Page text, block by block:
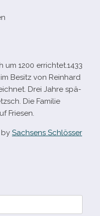
1200 errichtet.1433
Besitz von Reinhard
Drei Jahre spä­
Die Familie
Friesen.
by Sachsens Schlösser